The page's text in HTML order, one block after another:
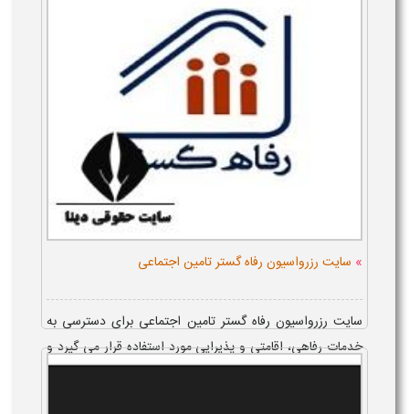
» سایت رزرواسیون رفاه گستر تامین اجتماعی
سایت رزرواسیون رفاه گستر تامین اجتماعی برای دسترسی به
خدمات رفاهی، اقامتی و پذیرایی مورد استفاده قرار می گیرد و
بازنشستگان و افراد...